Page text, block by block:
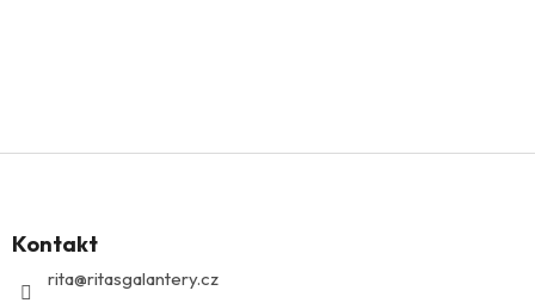
aKontakt
rita@ritasgalantery.cz